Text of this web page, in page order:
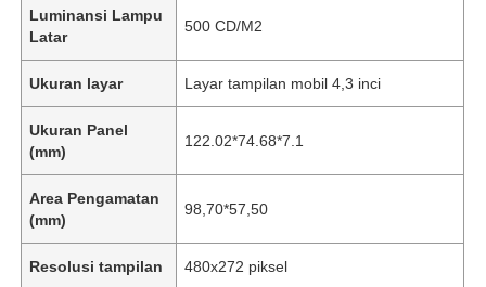
Luminansi Lampu
Latar
500 CD/M2
Ukuran layar Layar tampilan mobil 4,3 inci
Ukuran Panel
(mm)
122.02*74.68*7.1
Area Pengamatan
(mm)
98,70*57,50
Resolusi tampilan 480x272 piksel